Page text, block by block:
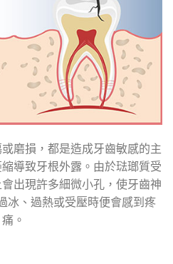
磨損，都是造成牙齒敏感的主
導致牙根外露。由於琺瑯質受
出現許多細微小孔，使牙齒神
冰、過熱或受壓時便會感到疼
痛。